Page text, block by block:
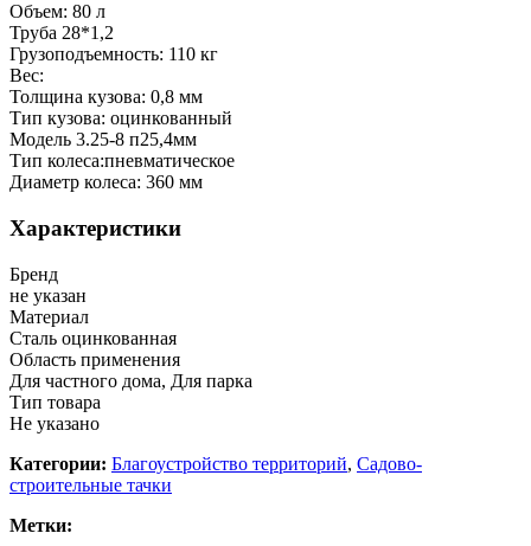
Объем: 80 л
Труба 28*1,2
Грузоподъемность: 110 кг
Вес:
Толщина кузова: 0,8 мм
Тип кузова: оцинкованный
Модель 3.25-8 п25,4мм
Тип колеса:пневматическое
Диаметр колеса: 360 мм
Характеристики
Бренд
не указан
Материал
Сталь оцинкованная
Область применения
Для частного дома, Для парка
Тип товара
Не указано
Категории: Благоустройство территорий, Садово-
строительные тачки
Метки: